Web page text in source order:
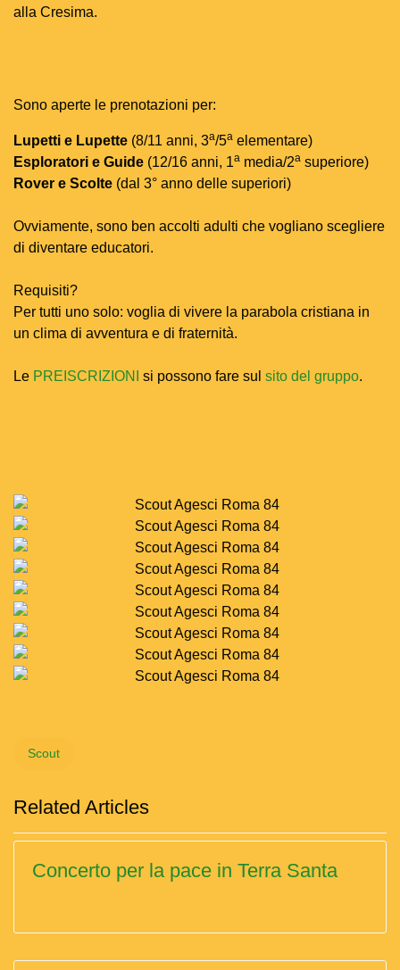
alla Cresima.
Sono aperte le prenotazioni per:
Lupetti e Lupette (8/11 anni, 3a/5a elementare)
Esploratori e Guide (12/16 anni, 1a media/2a superiore)
Rover e Scolte (dal 3° anno delle superiori)
Ovviamente, sono ben accolti adulti che vogliano scegliere
di diventare educatori.
Requisiti?
Per tutti uno solo: voglia di vivere la parabola cristiana in
un clima di avventura e di fraternità.
Le PREISCRIZIONI si possono fare sul sito del gruppo.
Scout
Related Articles
Concerto per la pace in Terra Santa